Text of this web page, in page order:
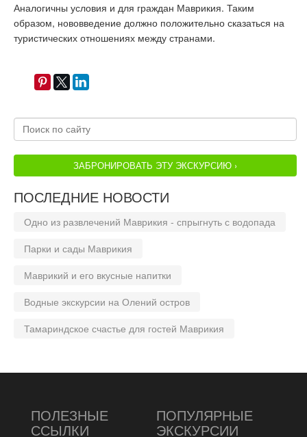
Аналогичны условия и для граждан Маврикия. Таким
образом, нововведение должно положительно сказаться на
туристических отношениях между странами.
ЗАБРОНИРОВАТЬ ЭТУ ЭКСКУРСИЮ ›
ПОСЛЕДНИЕ НОВОСТИ
Одно из развлечений Маврикия - спрыгнуть с водопада
Парки и сады Маврикия
Маврикий и его вкусные напитки
Водные экскурсии на Олений остров
Тамариндское счастье для гостей Маврикия
ПОЛЕЗНЫЕ
ССЫЛКИ
ПОПУЛЯРНЫЕ
ЭКСКУРСИИ